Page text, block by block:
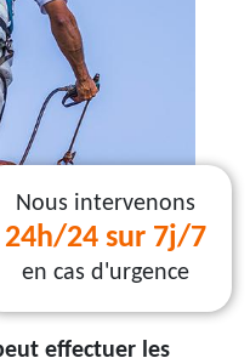
Nous intervenons
24h/24 sur 7j/7
en cas d'urgence
effectuer les